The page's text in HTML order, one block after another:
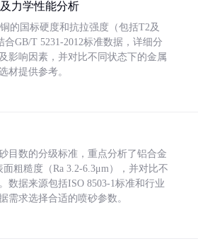
力学性能分析
的国标硬度和抗拉强度（包括T2及
合GB/T 5231-2012标准数据，详细分
影响因素，并对比不同状态下的金属
材提供参考。
目数的分级标准，重点分析了铝合金
粗糙度（Ra 3.2-6.3μm），并对比不
数据来源包括ISO 8503-1标准和行业
需求选择合适的喷砂参数。